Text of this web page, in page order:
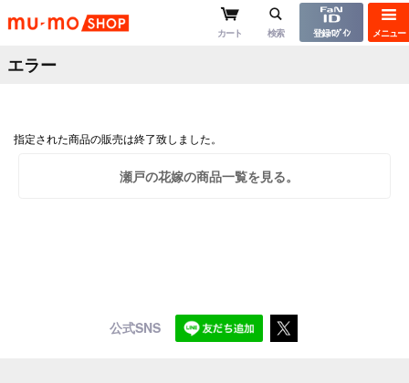
メニュー
mu-moショップ
カート 検索 登録/ﾛｸﾞｲﾝ
エラー
指定された商品の販売は終了致しました。
瀬戸の花嫁の商品一覧を見る。
公式SNS